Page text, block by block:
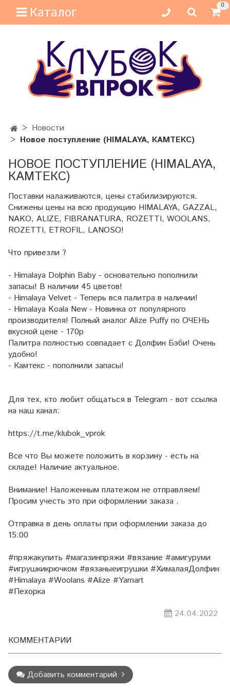
Каталог 0
Новости
Новое поступление (HIMALAYA, КАМТЕКС)
НОВОЕ ПОСТУПЛЕНИЕ (HIMALAYA,
КАМТЕКС)
Поставки налаживаются, цены стабилизируются.
Снижены цены на всю продукцию HIMALAYA, GAZZAL,
NAKO, ALIZE, FIBRANATURA, ROZETTI, WOOLANS,
ROZETTI, ETROFIL, LANOSO!
Что привезли ?
- Himalaya Dolphin Baby - основательно пополнили
запасы! В наличии 45 цветов!
- Himalaya Velvet - Теперь вся палитра в наличии!
- Himalaya Koala New - Новинка от популярного
производителя! Полный аналог Alize Puffy по ОЧЕНЬ
вкусной цене - 170р
Палитра полностью совпадает с Долфин Бэби! Очень
удобно!
- Камтекс - пополнили запасы!
Для тех, кто любит общаться в Telegram - вот ссылка
на наш канал:
https://t.me/klubok_vprok
Все что Вы можете положить в корзину - есть на
складе! Наличие актуальное.
Внимание! Наложенным платежом не отправляем!
Просим учесть это при оформлении заказа .
Отправка в день оплаты при оформлении заказа до
15:00
#пряжакупить #магазинпряжи #вязание #амигуруми
#игрушкикрючком #вязаныеигрушки #ХималаяДолфин
#Himalaya #Woolans #Alize #Yarnart
#Пехорка
24.04.2022
КОММЕНТАРИИ
Добавить комментарий